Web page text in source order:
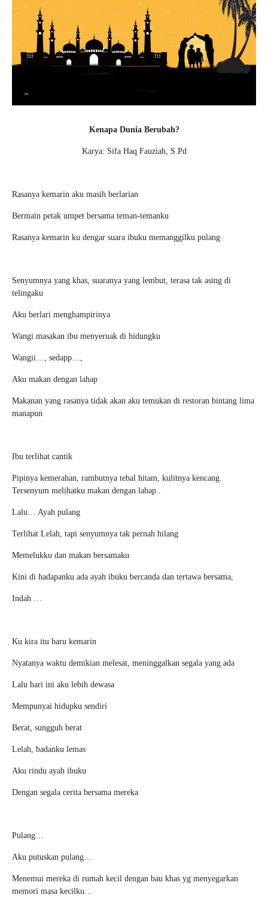
Kenapa Dunia Berubah?
Karya: Sifa Haq Fauziah, S.Pd
Rasanya kemarin aku masih berlarian
Bermain petak umpet bersama teman-temanku
Rasanya kemarin ku dengar suara ibuku memanggilku pulang
Senyumnya yang khas, suaranya yang lembut, terasa tak asing di
telingaku
Aku berlari menghampirinya
Wangi masakan ibu menyeruak di hidungku
Wangii…, sedapp…,
Aku makan dengan lahap
Makanan yang rasanya tidak akan aku temukan di restoran bintang lima
manapun
Ibu terlihat cantik
Pipinya kemerahan, rambutnya tebal hitam, kulitnya kencang.
Tersenyum melihatku makan dengan lahap..
Lalu… Ayah pulang
Terlihat Lelah, tapi senyumnya tak pernah hilang
Memelukku dan makan bersamaku
Kini di hadapanku ada ayah ibuku bercanda dan tertawa bersama,
Indah …
Ku kira itu baru kemarin
Nyatanya waktu demikian melesat, meninggalkan segala yang ada
Lalu hari ini aku lebih dewasa
Mempunyai hidupku sendiri
Berat, sungguh berat
Lelah, badanku lemas
Aku rindu ayah ibuku
Dengan segala cerita bersama mereka
Pulang…
Aku putuskan pulang…
Menemui mereka di rumah kecil dengan bau khas yg menyegarkan
memori masa kecilku…